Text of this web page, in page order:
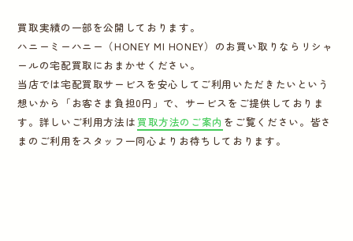
お客さまの声
バイヤー紹介
運営会社
買取実績の一部を公開しております。
ハニーミーハニー（HONEY MI HONEY）のお買い取りならリシャ
ールの宅配買取におまかせください。
当店では宅配買取サービスを安心してご利用いただきたいという
想いから「お客さま負担0円」で、サービスをご提供しておりま
す。詳しいご利用方法は 買取方法のご案内 をご覧ください。皆さ
まのご利用をスタッフ一同心よりお待ちしております。